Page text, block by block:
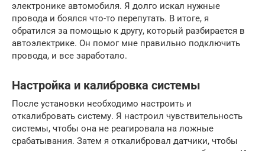
электронике автомобиля. Я долго искал нужные
провода и боялся что-то перепутать. В итоге, я
обратился за помощью к другу, который разбирается в
автоэлектрике. Он помог мне правильно подключить
провода, и все заработало.
Настройка и калибровка системы
После установки необходимо настроить и
откалибровать систему. Я настроил чувствительность
системы, чтобы она не реагировала на ложные
срабатывания. Затем я откалибровал датчики, чтобы